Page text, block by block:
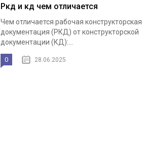
Ркд и кд чем отличается
Чем отличается рабочая конструкторская
документация (РКД) от конструкторской
документации (КД):...
0 28.06.2025